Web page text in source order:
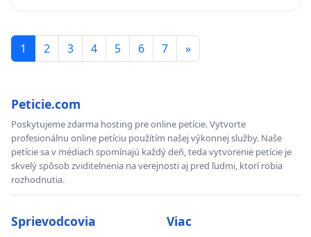
1 2 3 4 5 6 7 »
Peticie.com
Poskytujeme zdarma hosting pre online petície. Vytvorte
profesionálnu online petíciu použítím našej výkonnej služby. Naše
petície sa v médiach spomínajú každý deň, teda vytvorenie petície je
skvelý spôsob zviditelnenia na verejnosti aj pred ľudmi, ktorí robia
rozhodnutia.
Sprievodcovia Viac